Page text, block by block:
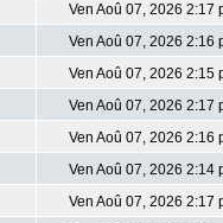
Ven Aoû 07, 2026 2:17
Ven Aoû 07, 2026 2:16
Ven Aoû 07, 2026 2:15
Ven Aoû 07, 2026 2:17
Ven Aoû 07, 2026 2:16
Ven Aoû 07, 2026 2:14
Ven Aoû 07, 2026 2:17